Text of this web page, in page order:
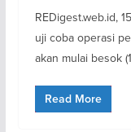
REDigest.web.id,
uji coba operasi
akan mulai besok
Read More